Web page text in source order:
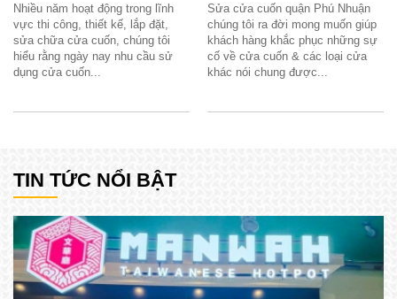
Nhiều năm hoạt động trong lĩnh
vực thi công, thiết kế, lắp đặt,
sửa chữa cửa cuốn, chúng tôi
hiểu rằng ngày nay nhu cầu sử
dụng cửa cuốn...
Sửa cửa cuốn quận Phú Nhuận
chúng tôi ra đời mong muốn giúp
khách hàng khắc phục những sự
cố về cửa cuốn & các loại cửa
khác nói chung được...
TIN TỨC NỔI BẬT